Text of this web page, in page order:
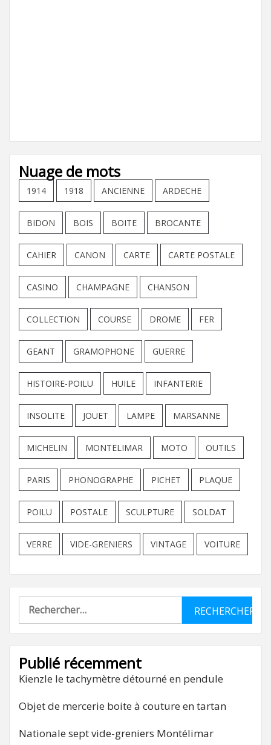
Nuage de mots
1914 1918 ANCIENNE ARDECHE
BIDON BOIS BOITE BROCANTE
CAHIER CANON CARTE CARTE POSTALE
CASINO CHAMPAGNE CHANSON
COLLECTION COURSE DROME FER
GEANT GRAMOPHONE GUERRE
HISTOIRE-POILU HUILE INFANTERIE
INSOLITE JOUET LAMPE MARSANNE
MICHELIN MONTELIMAR MOTO OUTILS
PARIS PHONOGRAPHE PICHET PLAQUE
POILU POSTALE SCULPTURE SOLDAT
VERRE VIDE-GRENIERS VINTAGE VOITURE
Rechercher :
Publié récemment
Kienzle le tachymètre détourné en pendule
Objet de mercerie boite à couture en tartan
Nationale sept vide-greniers Montélimar